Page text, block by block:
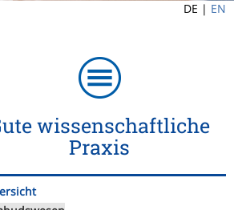
DE | EN
wissenschaftliche
Praxis